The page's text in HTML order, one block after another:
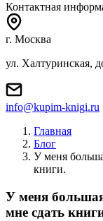
Контактная
г. Москва
ул. Халтуринская,
info@kupim-knigi.ru
Главная
Блог
У меня
книги.
У меня
мне сдать